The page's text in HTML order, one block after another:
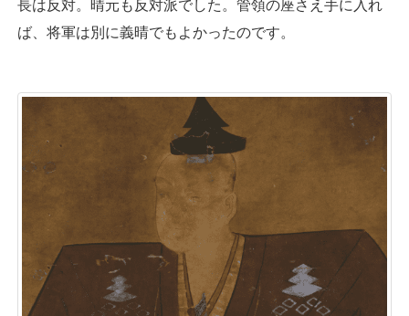
長は反対。晴元も反対派でした。管領の座さえ手に入れ
ば、将軍は別に義晴でもよかったのです。